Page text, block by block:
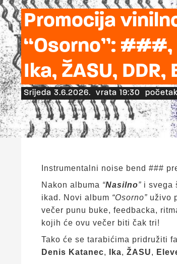
Promocija
“Osorno”: ###,
Ika, ŽASU, DDR,
Srijeda 3.6.2026. vrata 19:30
Instrumentalni noise bend ###
Nakon albuma “Nasilno” i svega
ikad. Novi album “Osorno” uživo
večer punu buke, feedbacka,
kojih će ovu večer biti čak tri!
Tako će se tarabićima pridružiti
Denis Katanec, Ika, ŽASU,